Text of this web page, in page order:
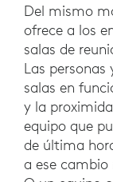
Del mismo
ofrece a los
salas de
Las personas
salas en
y la
equipo que
de última
a ese cambio